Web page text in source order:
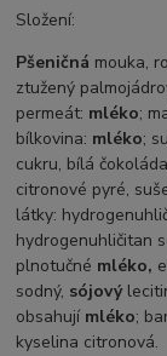
Složení:
Pšeničná mouka,
ztužený
permeát: mléko;
bílkovina: mléko;
cukru, bílá
citronové pyré,
látky:
hydrogenuhličitan
plnotučné mléko,
sodný, sójový
obsahují mléko;
kyselina citronová.